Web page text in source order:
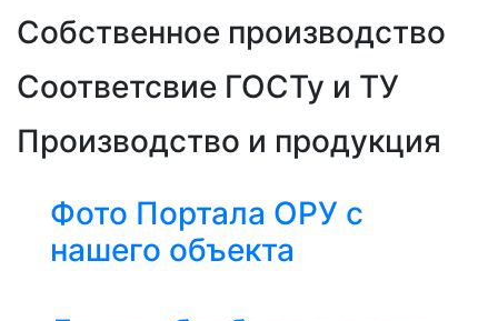
Собственное производство
Соответсвие ГОСТу и ТУ
Производство и продукция
Фото Портала ОРУ с
нашего объекта